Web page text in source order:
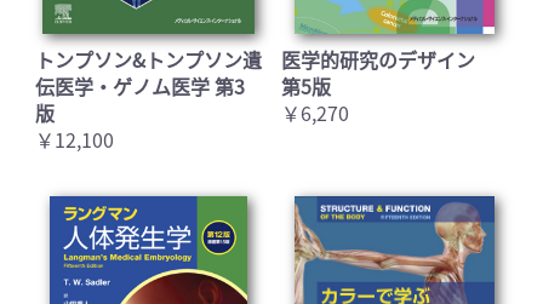
トンプソン&トンプソン遺
伝医学・ゲノム医学 第3
版
￥12,100
医学的研究のデザイン
第5版
￥6,270